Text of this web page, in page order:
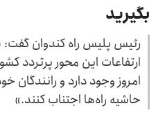
بگیرید
رئیس پلیس راه کندوان
ارتفاعات این محور پرتردد
امروز وجود دارد و رانندگان
حاشیه راه‌ها اجتناب کنند.»